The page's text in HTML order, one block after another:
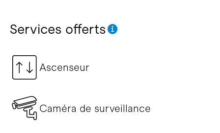
Services offerts
Ascenseur
Caméra de surveillance